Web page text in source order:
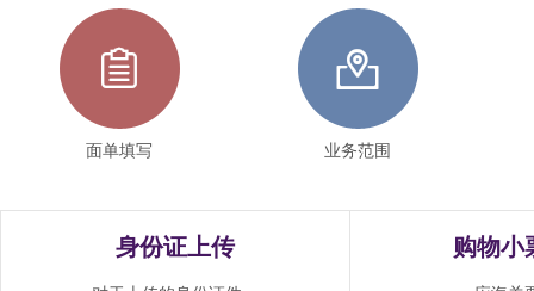

面单填写

业务范围
身份证上传 购物小